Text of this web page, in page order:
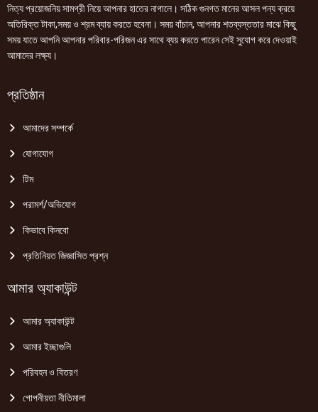
নিত্য প্রয়োজনিয় সামগ্রী নিয়ে আপনার হাতের নাগালে। সঠিক গুনগত মানের আসল পন্য ক্রয়ে
অতিরিক্ত টাকা,সময় ও শ্রম ব্যায় করতে হবেনা। সময় বাঁচান, আপনার শতব্যস্ততার মাঝে কিছু
সময় যাতে আপনি আপনার পরিবার-পরিজন এর সাথে ব্যয় করতে পারেন সেই সুযোগ করে দেওয়াই
আমাদের লক্ষ্য।
প্রতিষ্ঠান
আমাদের সম্পর্কে
যোগাযোগ
টিম
পরামর্শ/অভিযোগ
কিভাবে কিনবো
প্রতিনিয়ত জিজ্ঞাসিত প্রশ্ন
আমার অ্যাকাউন্ট
আমার অ্যাকাউন্ট
আমার ইচ্ছাগুলি
পরিবহন ও বিতরণ
গোপনীয়তা নীতিমালা